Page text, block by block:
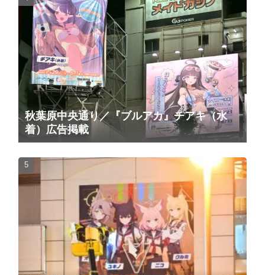
秋葉原中央通り／『ブルアカ』チアキ（水
着）広告掲載